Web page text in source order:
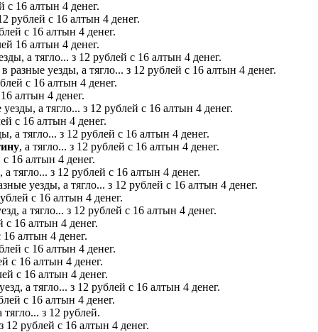
с 16 алтын 4 денег.
рублей с 16 алтын 4 денег.
с 16 алтын 4 денег.
16 алтын 4 денег.
а тягло... з 12 рублей с 16 алтын 4 денег.
уезды, а тягло... з 12 рублей с 16 алтын 4 денег.
с 16 алтын 4 денег.
алтын 4 денег.
а тягло... з 12 рублей с 16 алтын 4 денег.
с 16 алтын 4 денег.
а тягло... з 12 рублей с 16 алтын 4 денег.
, а тягло... з 12 рублей с 16 алтын 4 денег.
16 алтын 4 денег.
тягло... з 12 рублей с 16 алтын 4 денег.
уезды, а тягло... з 12 рублей с 16 алтын 4 денег.
с 16 алтын 4 денег.
а тягло... з 12 рублей с 16 алтын 4 денег.
с 16 алтын 4 денег.
алтын 4 денег.
с 16 алтын 4 денег.
с 16 алтын 4 денег.
с 16 алтын 4 денег.
а тягло... з 12 рублей с 16 алтын 4 денег.
с 16 алтын 4 денег.
з 12 рублей.
12 рублей с 16 алтын 4 денег.